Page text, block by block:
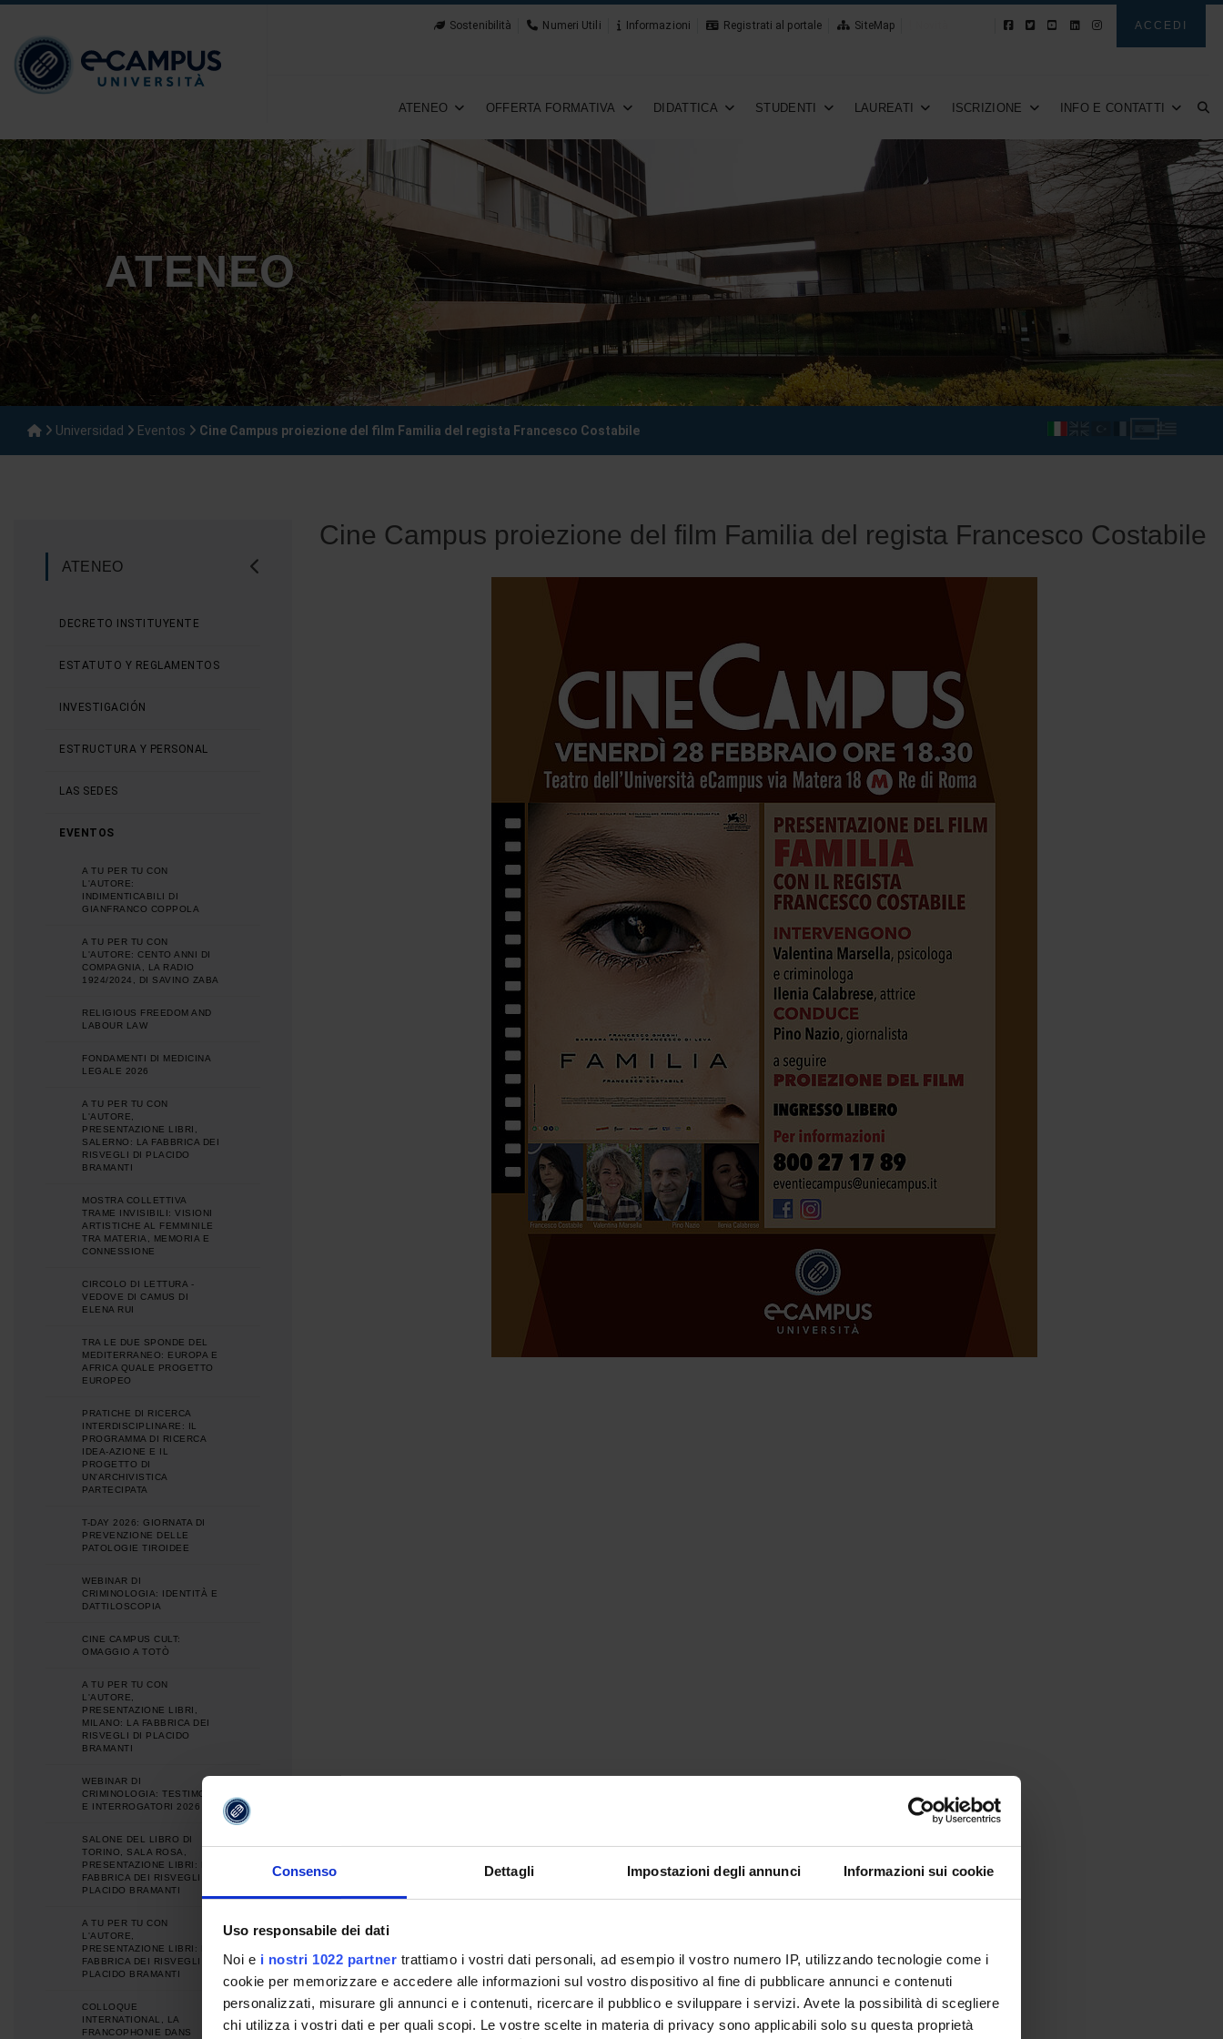
Consenso Dettagli Impostazioni degli annunci Informazioni sui cookie
Uso responsabile dei dati
Noi e i nostri 1022 partner trattiamo i vostri dati personali, ad esempio il vostro numero IP, utilizzando tecnologie come i
cookie per memorizzare e accedere alle informazioni sul vostro dispositivo al fine di pubblicare annunci e contenuti
personalizzati, misurare gli annunci e i contenuti, ricercare il pubblico e sviluppare i servizi. Avete la possibilità di scegliere
chi utilizza i vostri dati e per quali scopi. Le vostre scelte in materia di privacy sono applicabili solo su questa proprietà
Sostenibilità Numeri Utili Informazioni Registrati al portale SiteMap ACCEDI
ATENEO OFFERTA FORMATIVA DIDATTICA STUDENTI LAUREATI ISCRIZIONE INFO E CONTATTI
ATENEO
Universidad Eventos Cine Campus proiezione del film Familia del regista Francesco Costabile
ATENEO
DECRETO INSTITUYENTE
ESTATUTO Y REGLAMENTOS
INVESTIGACIÓN
ESTRUCTURA Y PERSONAL
LAS SEDES
EVENTOS
A TU PER TU CON
L'AUTORE:
INDIMENTICABILI DI
GIANFRANCO COPPOLA
A TU PER TU CON
L'AUTORE: CENTO ANNI DI
COMPAGNIA, LA RADIO
1924/2024, DI SAVINO ZABA
RELIGIOUS FREEDOM AND
LABOUR LAW
FONDAMENTI DI MEDICINA
LEGALE 2026
A TU PER TU CON
L'AUTORE,
PRESENTAZIONE LIBRI,
SALERNO: LA FABBRICA DEI
RISVEGLI DI PLACIDO
BRAMANTI
MOSTRA COLLETTIVA
TRAME INVISIBILI: VISIONI
ARTISTICHE AL FEMMINILE
TRA MATERIA, MEMORIA E
CONNESSIONE
CIRCOLO DI LETTURA -
VEDOVE DI CAMUS DI
ELENA RUI
TRA LE DUE SPONDE DEL
MEDITERRANEO: EUROPA E
AFRICA QUALE PROGETTO
EUROPEO
PRATICHE DI RICERCA
INTERDISCIPLINARE: IL
PROGRAMMA DI RICERCA
IDEA-AZIONE E IL
PROGETTO DI
UN'ARCHIVISTICA
PARTECIPATA
T-DAY 2026: GIORNATA DI
PREVENZIONE DELLE
PATOLOGIE TIROIDEE
WEBINAR DI
CRIMINOLOGIA: IDENTITÀ E
DATTILOSCOPIA
CINE CAMPUS CULT:
OMAGGIO A TOTÒ
A TU PER TU CON
L'AUTORE,
PRESENTAZIONE LIBRI,
MILANO: LA FABBRICA DEI
RISVEGLI DI PLACIDO
BRAMANTI
WEBINAR DI
CRIMINOLOGIA: TESTIMONI
E INTERROGATORI 2026
SALONE DEL LIBRO DI
TORINO, SALA ROSA,
PRESENTAZIONE LIBRI: LA
FABBRICA DEI RISVEGLI DI
PLACIDO BRAMANTI
A TU PER TU CON
L'AUTORE,
PRESENTAZIONE LIBRI: LA
FABBRICA DEI RISVEGLI DI
PLACIDO BRAMANTI
COLLOQUE
INTERNATIONAL, LA
FRANCOPHONIE DANS
Cine Campus proiezione del film Familia del regista Francesco Costabile